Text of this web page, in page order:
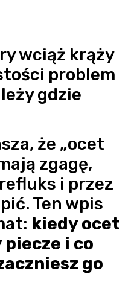
wciąż krąży
problem
gdzie
że „ocet
zgagę,
i przez
Ten wpis
kiedy ocet
i co
go